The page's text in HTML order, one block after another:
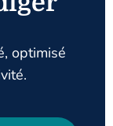
optimisé